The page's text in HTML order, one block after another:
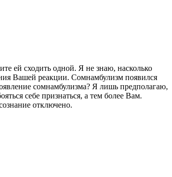
ей сходить одной. Я не знаю, насколько
Вашей реакции. Сомнамбулизм появился
сомнамбулизма? Я лишь предполагаю,
себе признаться, а тем более Вам.
отключено.